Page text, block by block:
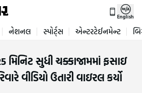
English
નેશનલ સ્પોર્ટ્સ એન્ટરટેઈનમેન્ટ
મિનિટ સુધી ચક્કાજામમાં ફસાઇ
વીડિયો ઉતારી વાઇરલ કર્યો